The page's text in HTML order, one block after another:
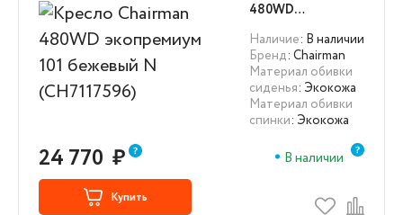
480WD
экопремиум 101
бежевый N
(CH7117596)
Наличие: В наличии
Бренд: Chairman
Материал обивки
сиденья: Экокожа
Материал обивки
спинки: Экокожа
24 770 ₽ В наличии
Купить